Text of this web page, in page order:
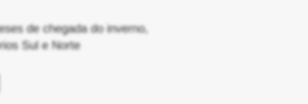
de chegada do inverno,
Sul e Norte